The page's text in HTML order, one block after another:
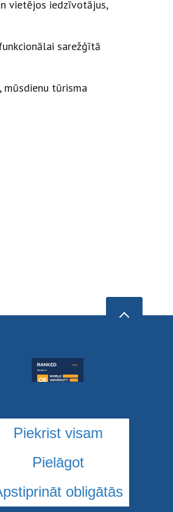
vietējos iedzīvotājus,
sarežģītā
tūrisma
Piekrist visam
Pielāgot
obligātās